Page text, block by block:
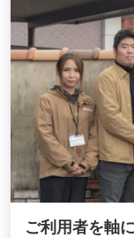
ご利用者を軸